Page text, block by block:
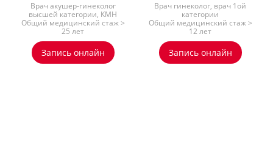
Врач акушер-гинеколог
высшей категории, КМН
Общий медицинский стаж >
25 лет
Запись онлайн
Врач гинеколог, врач 1ой
категории
Общий медицинский стаж >
12 лет
Запись онлайн